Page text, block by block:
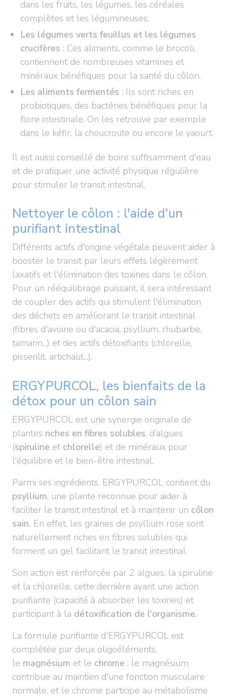
dans les fruits, les légumes, les céréales
complètes et les légumineuses.
Les légumes verts feuillus et les légumes
crucifères : Ces aliments, comme le brocoli,
contiennent de nombreuses vitamines et
minéraux bénéfiques pour la santé du côlon.
Les aliments fermentés : Ils sont riches en
probiotiques, des bactéries bénéfiques pour la
flore intestinale. On les retrouve par exemple
dans le kéfir, la choucroute ou encore le yaourt.
Il est aussi conseillé de boire suffisamment d'eau
et de pratiquer une activité physique régulière
pour stimuler le transit intestinal.
Nettoyer le côlon : l'aide d'un
purifiant intestinal
Différents actifs d'origine végétale peuvent aider à
booster le transit par leurs effets légèrement
laxatifs et l'élimination des toxines dans le côlon.
Pour un rééquilibrage puissant, il sera intéressant
de coupler des actifs qui stimulent l'élimination
des déchets en améliorant le transit intestinal
(fibres d'avoine ou d'acacia, psyllium, rhubarbe,
tamarin...) et des actifs détoxifiants (chlorelle,
pissenlit, artichaut...).
ERGYPURCOL, les bienfaits de la
détox pour un côlon sain
ERGYPURCOL est une synergie originale de
plantes riches en fibres solubles, d’algues
(spiruline et chlorelle) et de minéraux pour
l'équilibre et le bien-être intestinal.
Parmi ses ingrédients, ERGYPURCOL contient du
psyllium, une plante reconnue pour aider à
faciliter le transit intestinal et à maintenir un côlon
sain. En effet, les graines de psyllium rose sont
naturellement riches en fibres solubles qui
forment un gel facilitant le transit intestinal.
Son action est renforcée par 2 algues, la spiruline
et la chlorelle, cette dernière ayant une action
purifiante (capacité à absorber les toxines) et
participant à la détoxification de l'organisme.
La formule purifiante d'ERGYPURCOL est
complétée par deux oligoéléments,
le magnésium et le chrome : le magnésium
contribue au maintien d'une fonction musculaire
normale, et le chrome participe au métabolisme